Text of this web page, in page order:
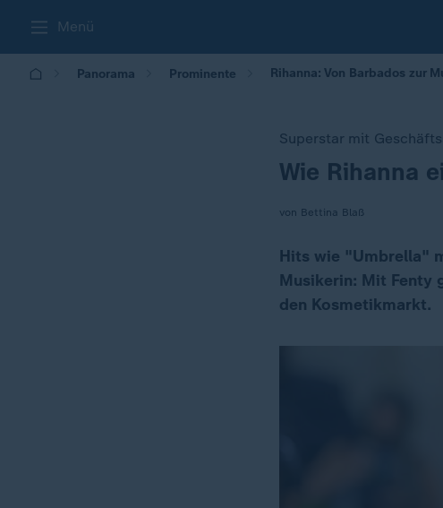
Menü
Panorama Prominente Rihanna: Von Barbados zur
Superstar mit
:
Wie Rihanna
von Bettina Blaß
Hits wie "Umbrella"
Musikerin: Mit Fenty
den Kosmetikmarkt.